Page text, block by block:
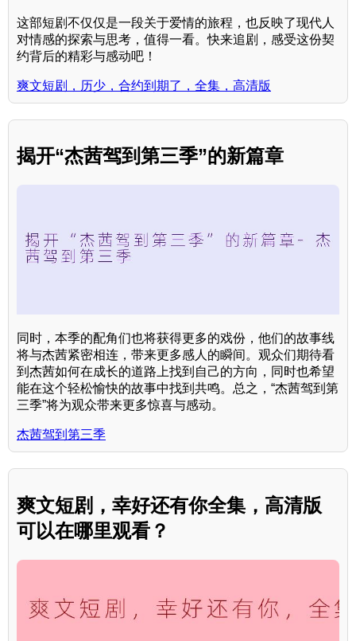
这部短剧不仅仅是一段关于爱情的旅程，也反映了现代人
对情感的探索与思考，值得一看。快来追剧，感受这份契
约背后的精彩与感动吧！
爽文短剧，历少，合约到期了，全集，高清版
揭开“杰茜驾到第三季”的新篇章
同时，本季的配角们也将获得更多的戏份，他们的故事线
将与杰茜紧密相连，带来更多感人的瞬间。观众们期待看
到杰茜如何在成长的道路上找到自己的方向，同时也希望
能在这个轻松愉快的故事中找到共鸣。总之，“杰茜驾到第
三季”将为观众带来更多惊喜与感动。
杰茜驾到第三季
爽文短剧，幸好还有你全集，高清版
可以在哪里观看？